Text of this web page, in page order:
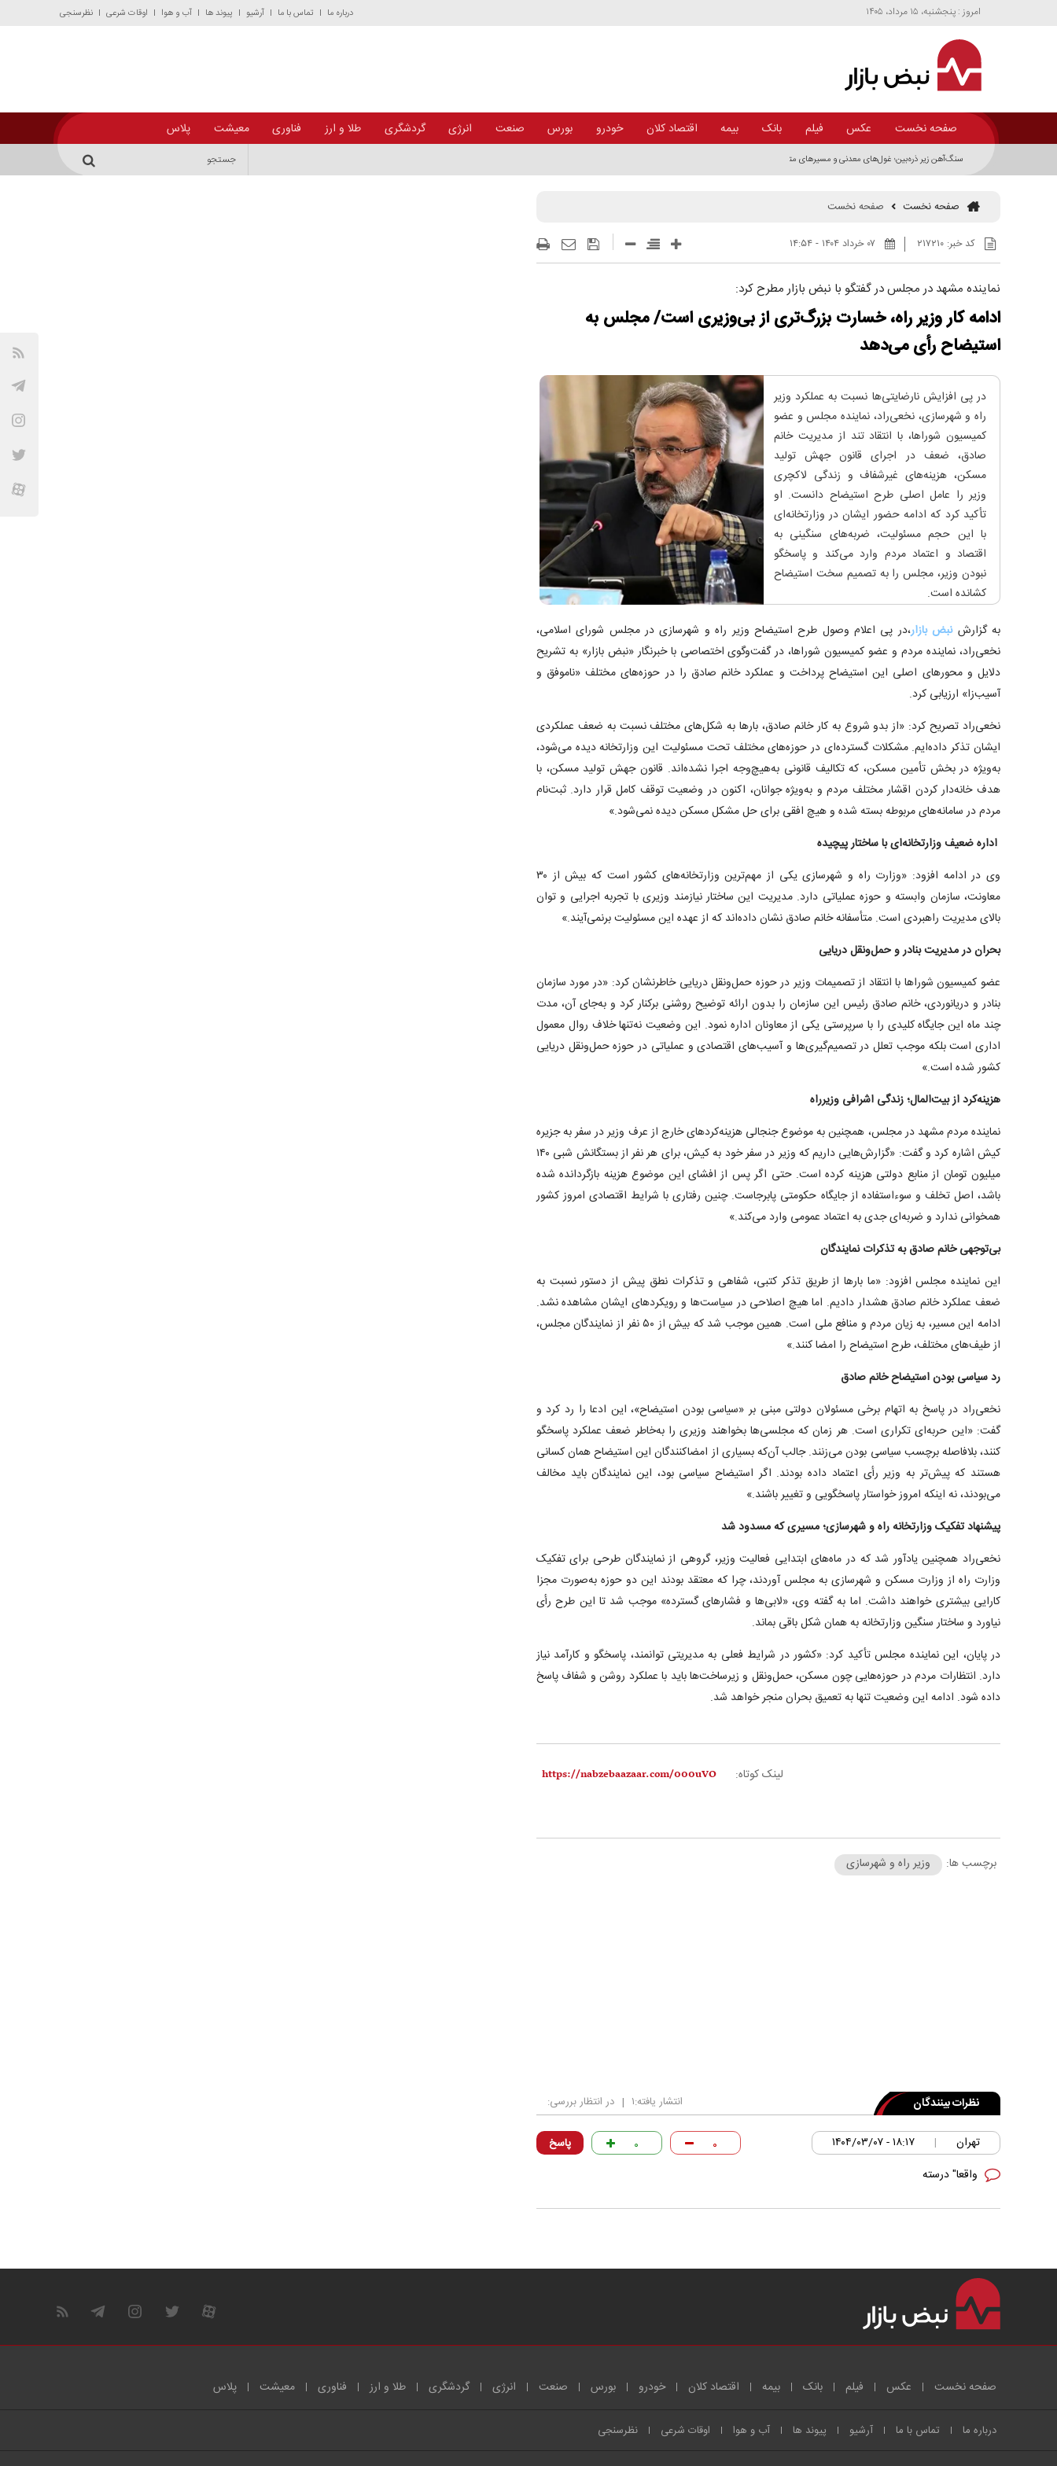
امروز : پنجشنبه، ۱۵ مرداد، ۱۴۰۵ درباره ما تماس با ما آرشیو پیوند ها آب و هوا اوقات شرعی نظرسنجی
صفحه نخست عکس فیلم بانک بیمه اقتصاد کلان خودرو بورس صنعت انرژی گردشگری طلا و ارز فناوری معیشت پلاس
سنگ‌آهن زیر ذره‌بین؛ غول‌های معدنی و مسیر‌های متفاوت توسعه زنجیره فولاد + اینفوگرافی
صفحه نخست صفحه نخست
کد خبر:۲۱۷۲۱۰ ۰۷ خرداد ۱۴۰۴ - ۱۴:۵۴
نماینده مشهد در مجلس در گفتگو با نبض بازار مطرح کرد:
ادامه کار وزیر راه، خسارت بزرگ‌تری از بی‌وزیری است/ مجلس به
استیضاح رأی می‌دهد
در پی افزایش نارضایتی‌ها نسبت به عملکرد وزیر
راه و شهرسازی، نخعی‌راد، نماینده مجلس و عضو
کمیسیون شوراها، با انتقاد تند از مدیریت خانم
صادق، ضعف در اجرای قانون جهش تولید
مسکن، هزینه‌های غیرشفاف و زندگی لاکچری
وزیر را عامل اصلی طرح استیضاح دانست. او
تأکید کرد که ادامه حضور ایشان در وزارتخانه‌ای
با این حجم مسئولیت، ضربه‌های سنگینی به
اقتصاد و اعتماد مردم وارد می‌کند و پاسخگو
نبودن وزیر، مجلس را به تصمیم سخت استیضاح
کشانده است.
به گزارش نبض بازار،در پی اعلام وصول طرح استیضاح وزیر راه و شهرسازی در مجلس شورای اسلامی،
نخعی‌راد، نماینده مردم و عضو کمیسیون شوراها، در گفت‌وگوی اختصاصی با خبرنگار «نبض بازار» به تشریح
دلایل و محورهای اصلی این استیضاح پرداخت و عملکرد خانم صادق را در حوزه‌های مختلف «ناموفق و
آسیب‌زا» ارزیابی کرد.
نخعی‌راد تصریح کرد: «از بدو شروع به کار خانم صادق، بارها به شکل‌های مختلف نسبت به ضعف عملکردی
ایشان تذکر داده‌ایم. مشکلات گسترده‌ای در حوزه‌های مختلف تحت مسئولیت این وزارتخانه دیده می‌شود،
به‌ویژه در بخش تأمین مسکن، که تکالیف قانونی به‌هیچ‌وجه اجرا نشده‌اند. قانون جهش تولید مسکن، با
هدف خانه‌دار کردن اقشار مختلف مردم و به‌ویژه جوانان، اکنون در وضعیت توقف کامل قرار دارد. ثبت‌نام
مردم در سامانه‌های مربوطه بسته شده و هیچ افقی برای حل مشکل مسکن دیده نمی‌شود.»
اداره ضعیف وزارتخانه‌ای با ساختار پیچیده
وی در ادامه افزود: «وزارت راه و شهرسازی یکی از مهم‌ترین وزارتخانه‌های کشور است که بیش از ۳۰
معاونت، سازمان وابسته و حوزه عملیاتی دارد. مدیریت این ساختار نیازمند وزیری با تجربه اجرایی و توان
بالای مدیریت راهبردی است. متأسفانه خانم صادق نشان داده‌اند که از عهده این مسئولیت برنمی‌آیند.»
بحران در مدیریت بنادر و حمل‌ونقل دریایی
عضو کمیسیون شوراها با انتقاد از تصمیمات وزیر در حوزه حمل‌ونقل دریایی خاطرنشان کرد: «در مورد سازمان
بنادر و دریانوردی، خانم صادق رئیس این سازمان را بدون ارائه توضیح روشنی برکنار کرد و به‌جای آن، مدت
چند ماه این جایگاه کلیدی را با سرپرستی یکی از معاونان اداره نمود. این وضعیت نه‌تنها خلاف روال معمول
اداری است بلکه موجب تعلل در تصمیم‌گیری‌ها و آسیب‌های اقتصادی و عملیاتی در حوزه حمل‌ونقل دریایی
کشور شده است.»
هزینه‌کرد از بیت‌المال؛ زندگی اشرافی وزیرراه
نماینده مردم مشهد در مجلس، همچنین به موضوع جنجالی هزینه‌کردهای خارج از عرف وزیر در سفر به جزیره
کیش اشاره کرد و گفت: «گزارش‌هایی داریم که وزیر در سفر خود به کیش، برای هر نفر از بستگانش شبی ۱۴۰
میلیون تومان از منابع دولتی هزینه کرده است. حتی اگر پس از افشای این موضوع هزینه بازگردانده شده
باشد، اصل تخلف و سوء‌استفاده از جایگاه حکومتی پابرجاست. چنین رفتاری با شرایط اقتصادی امروز کشور
همخوانی ندارد و ضربه‌ای جدی به اعتماد عمومی وارد می‌کند.»
بی‌توجهی خانم صادق به تذکرات نمایندگان
این نماینده مجلس افزود: «ما بارها از طریق تذکر کتبی، شفاهی و تذکرات نطق پیش از دستور نسبت به
ضعف عملکرد خانم صادق هشدار دادیم. اما هیچ اصلاحی در سیاست‌ها و رویکردهای ایشان مشاهده نشد.
ادامه این مسیر، به زیان مردم و منافع ملی است. همین موجب شد که بیش از ۵۰ نفر از نمایندگان مجلس،
از طیف‌های مختلف، طرح استیضاح را امضا کنند.»
رد سیاسی بودن استیضاح خانم صادق
نخعی‌راد در پاسخ به اتهام برخی مسئولان دولتی مبنی بر «سیاسی بودن استیضاح»، این ادعا را رد کرد و
گفت: «این حربه‌ای تکراری است. هر زمان که مجلسی‌ها بخواهند وزیری را به‌خاطر ضعف عملکرد پاسخگو
کنند، بلافاصله برچسب سیاسی بودن می‌زنند. جالب آن‌که بسیاری از امضاکنندگان این استیضاح همان کسانی
هستند که پیش‌تر به وزیر رأی اعتماد داده بودند. اگر استیضاح سیاسی بود، این نمایندگان باید مخالف
می‌بودند، نه اینکه امروز خواستار پاسخگویی و تغییر باشند.»
پیشنهاد تفکیک وزارتخانه راه و شهرسازی؛ مسیری که مسدود شد
نخعی‌راد همچنین یادآور شد که در ماه‌های ابتدایی فعالیت وزیر، گروهی از نمایندگان طرحی برای تفکیک
وزارت راه از وزارت مسکن و شهرسازی به مجلس آوردند، چرا که معتقد بودند این دو حوزه به‌صورت مجزا
کارایی بیشتری خواهند داشت. اما به گفته وی، «لابی‌ها و فشارهای گسترده» موجب شد تا این طرح رأی
نیاورد و ساختار سنگین وزارتخانه به همان شکل باقی بماند.
در پایان، این نماینده مجلس تأکید کرد: «کشور در شرایط فعلی به مدیریتی توانمند، پاسخگو و کارآمد نیاز
دارد. انتظارات مردم در حوزه‌هایی چون مسکن، حمل‌ونقل و زیرساخت‌ها باید با عملکرد روشن و شفاف پاسخ
داده شود. ادامه این وضعیت تنها به تعمیق بحران منجر خواهد شد.
لینک کوتاه:
برچسب ها: وزیر راه و شهرسازی
نظرات بینندگان در انتظار بررسی: | انتشار یافته:۱
تهران | ۱۸:۱۷ - ۱۴۰۴/۰۳/۰۷ پاسخ ۰ ۰
واقعا" درسته
صفحه نخست عکس فیلم بانک بیمه اقتصاد کلان خودرو بورس صنعت انرژی گردشگری طلا و ارز فناوری معیشت پلاس
درباره ما تماس با ما آرشیو پیوند ها آب و هوا اوقات شرعی نظرسنجی